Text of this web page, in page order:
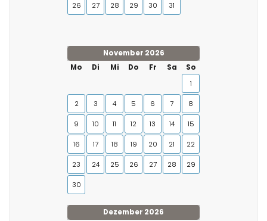
26 27 28 29 30 31
November 2026
Mo
Di Mi Do Fr Sa
So
1
2 3 4 5 6 7 8
9 10 11 12 13 14 15
16 17 18 19 20 21 22
23 24 25 26 27 28 29
30
Dezember 2026